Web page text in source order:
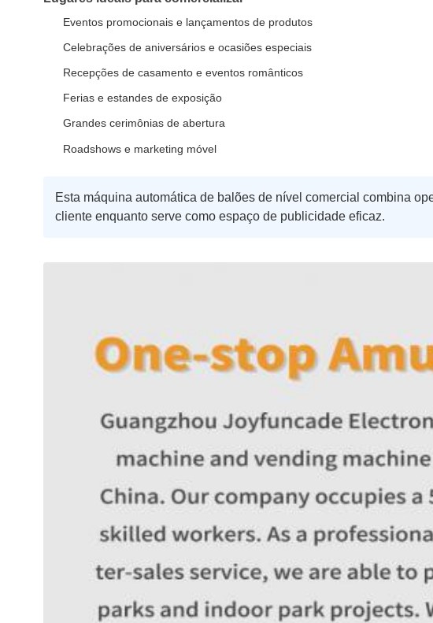
Eventos promocionais e lançamentos de produtos
Celebrações de aniversários e ocasiões especiais
Recepções de casamento e eventos românticos
Ferias e estandes de exposição
Grandes cerimônias de abertura
Roadshows e marketing móvel
Esta máquina automática de balões de nível comercial combina
cliente enquanto serve como espaço de publicidade eficaz.